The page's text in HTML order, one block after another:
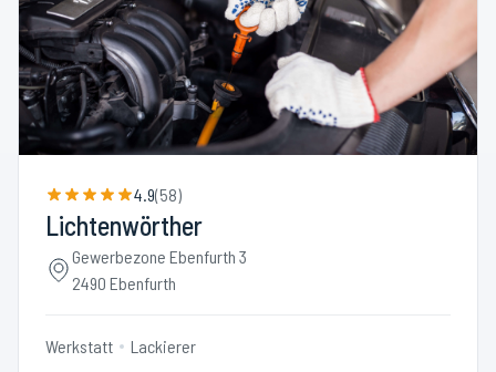
4.9(58)
Lichtenwörther
Gewerbezone Ebenfurth 3
2490 Ebenfurth
Werkstatt Lackierer